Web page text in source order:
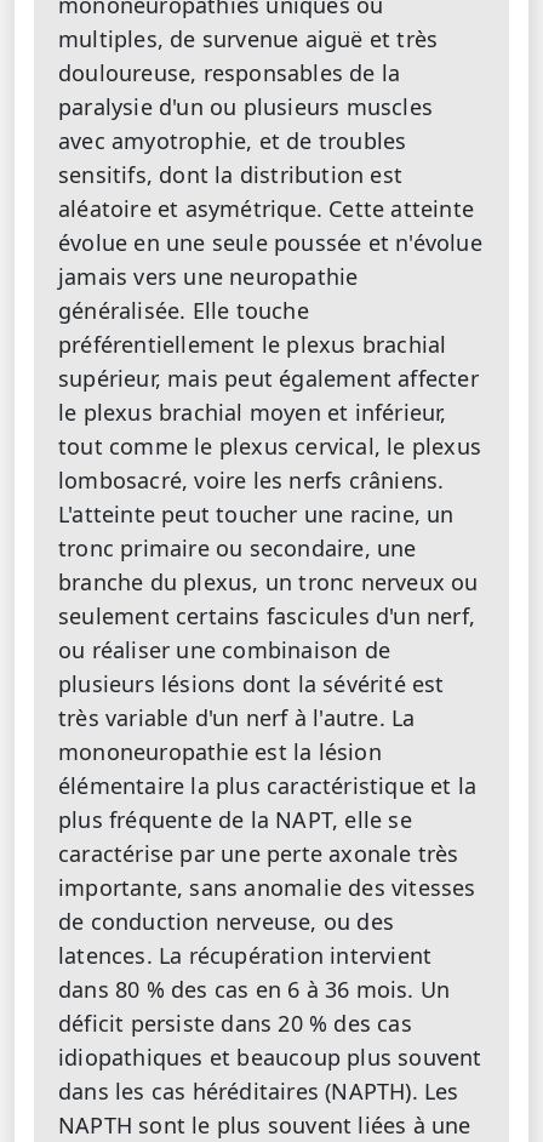
multiples, de survenue aiguë et très
douloureuse, responsables de la
paralysie d'un ou plusieurs muscles
avec amyotrophie, et de troubles
sensitifs, dont la distribution est
aléatoire et asymétrique. Cette atteinte
évolue en une seule poussée et n'évolue
jamais vers une neuropathie
généralisée. Elle touche
préférentiellement le plexus brachial
supérieur, mais peut également affecter
le plexus brachial moyen et inférieur,
tout comme le plexus cervical, le plexus
lombosacré, voire les nerfs crâniens.
L'atteinte peut toucher une racine, un
tronc primaire ou secondaire, une
branche du plexus, un tronc nerveux ou
seulement certains fascicules d'un nerf,
ou réaliser une combinaison de
plusieurs lésions dont la sévérité est
très variable d'un nerf à l'autre. La
mononeuropathie est la lésion
élémentaire la plus caractéristique et la
plus fréquente de la NAPT, elle se
caractérise par une perte axonale très
importante, sans anomalie des vitesses
de conduction nerveuse, ou des
latences. La récupération intervient
dans 80 % des cas en 6 à 36 mois. Un
déficit persiste dans 20 % des cas
idiopathiques et beaucoup plus souvent
dans les cas héréditaires (NAPTH). Les
NAPTH sont le plus souvent liées à une